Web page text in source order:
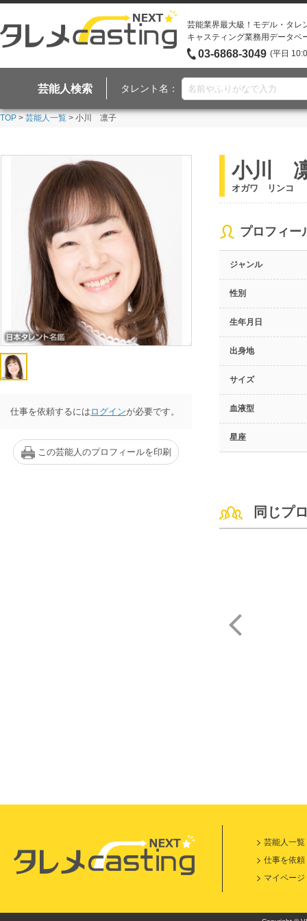
芸能業界最大級！モデル・タレ
キャスティング業務用データベ
03-6868-3049 (平日
芸能人検索 タレント名：
TOP > 芸能人一覧 > 小川 凛子
仕事を依頼するには ログインが必要です。
この芸能人のプロフィールを印刷
小川
オガワ リンコ
プロフィー
ジャンル
性別
生年月日
出身地
サイズ
血液型
星座
同じプ
芸能人一覧
仕事を依頼
マイページ